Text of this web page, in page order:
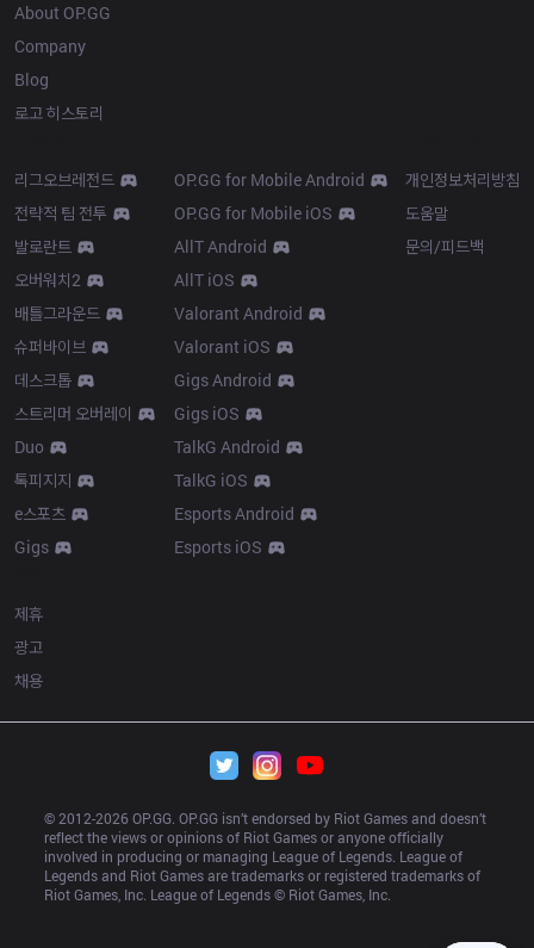
About OP.GG
Company
Blog
로고 히스토리
리그오브레전드
전략적 팀 전투
발로란트
오버워치2
배틀그라운드
슈퍼바이브
데스크톱
스트리머 오버레이
Duo
톡피지지
e스포츠
Gigs
OP.GG for Mobile Android
OP.GG for Mobile iOS
AllT Android
AllT iOS
Valorant Android
Valorant iOS
Gigs Android
Gigs iOS
TalkG Android
TalkG iOS
Esports Android
Esports iOS
개인정보처리방침
도움말
문의/피드백
제휴
광고
채용
© 2012-2026 OP.GG. OP.GG isn’t endorsed by Riot Games and doesn’t
reflect the views or opinions of Riot Games or anyone officially
involved in producing or managing League of Legends. League of
Legends and Riot Games are trademarks or registered trademarks of
Riot Games, Inc. League of Legends © Riot Games, Inc.